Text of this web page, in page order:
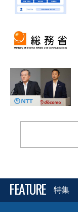
FEATURE 特集